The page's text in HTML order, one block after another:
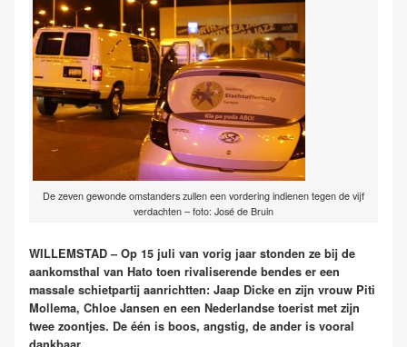
De zeven gewonde omstanders zullen een vordering indienen tegen de vijf
verdachten – foto: José de Bruin
WILLEMSTAD – Op 15 juli van vorig jaar stonden ze bij de
aankomsthal van Hato toen rivaliserende bendes er een
massale schietpartij aanrichtten: Jaap Dicke en zijn vrouw Piti
Mollema, Chloe Jansen en een Nederlandse toerist met zijn
twee zoontjes. De één is boos, angstig, de ander is vooral